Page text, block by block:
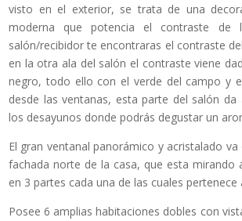
visto en el exterior, se trata de una
moderna que potencia el contraste de
salón/recibidor te encontraras el contraste
en la otra ala del salón el contraste viene
negro, todo ello con el verde del campo y
desde las ventanas, esta parte del salón da
los desayunos donde podrás degustar un
El gran ventanal panorámico y acristalado
fachada norte de la casa, que esta mirando
en 3 partes cada una de las cuales pertenece
Posee 6 amplias habitaciones dobles con